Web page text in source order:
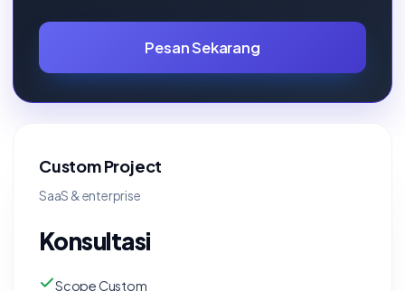
Pesan Sekarang
Custom Project
SaaS & enterprise
Konsultasi
Scope Custom